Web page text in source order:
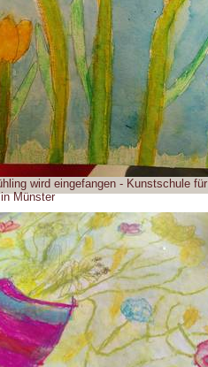
wird eingefangen - Kunstschule für
Münster